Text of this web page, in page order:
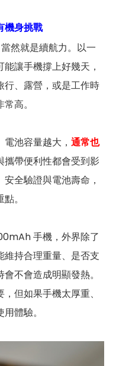
機身挑戰
然就是續航力。以一
讓手機撐上好幾天，
行、露營，或是工作時
高。
池容量越大， 通常也
攜帶便利性都會受到影
全驗證與電池壽命，
。
手機，外界除了
持合理重量、是否支
不會造成明顯發熱。
但如果手機太厚重、
體驗。